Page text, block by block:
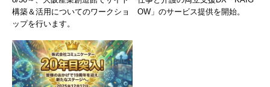
構築＆活用についてのワークショ
ップを行います。
OW」のサービス提供を開始。